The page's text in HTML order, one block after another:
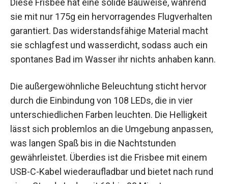
Diese Frisbee hat eine solide Bauweise, während
sie mit nur 175g ein hervorragendes
Flugverhalten garantiert. Das widerstandsfähige
Material macht sie schlagfest und wasserdicht,
sodass auch ein spontanes Bad im Wasser ihr
nichts anhaben kann.
Die außergewöhnliche Beleuchtung sticht hervor
durch die Einbindung von 108 LEDs, die in vier
unterschiedlichen Farben leuchten. Die Helligkeit
lässt sich problemlos an die Umgebung
anpassen, was langen Spaß bis in die
Nachtstunden gewährleistet. Überdies ist die